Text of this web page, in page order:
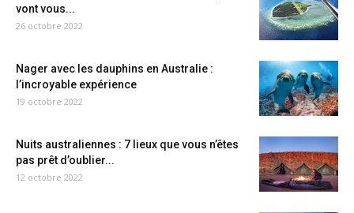
vont vous...
26 octobre 2022
Nager avec les dauphins en Australie :
l’incroyable expérience
19 octobre 2022
Nuits australiennes : 7 lieux que vous n’êtes
pas prêt d’oublier...
12 octobre 2022